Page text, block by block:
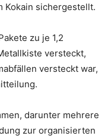
Kokain sichergestellt.
zu je 1,2
versteckt,
versteckt war,
darunter mehrere
zur organisierten